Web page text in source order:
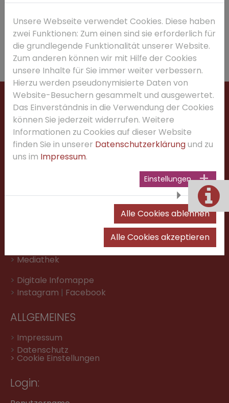
ANSCHRIFT
Marianum Fulda
Brüder-Grimm-Str. 1
36037 Fulda
Sekretariat:
FÜR SCHÜLER & ELTERN:
Abwesenheitsmeldung
> Mediathek
> Digitale Infomappe
> Instagram | Facebook
ALLGEMEINES
> Impressum
> Datenschutz
> Cookie Einstellungen
Login:
Unsere Webseite verwendet Cookies. Diese haben
zwei Funktionen: Zum einen sind sie erforderlich für
die grundlegende Funktionalität unserer Website.
Zum anderen können wir mit Hilfe der Cookies
unsere Inhalte für Sie immer weiter verbessern.
Hierzu werden pseudonymisierte Daten von
Website-Besuchern gesammelt und ausgewertet.
Das Einverständnis in die Verwendung der Cookies
können Sie jederzeit widerrufen. Weitere
Informationen zu Cookies auf dieser Website
finden Sie in unserer Datenschutzerklärungund zu
uns im Impressum.
Einstellungen
Alle Cookies ablehnen
Alle Cookies akzeptieren